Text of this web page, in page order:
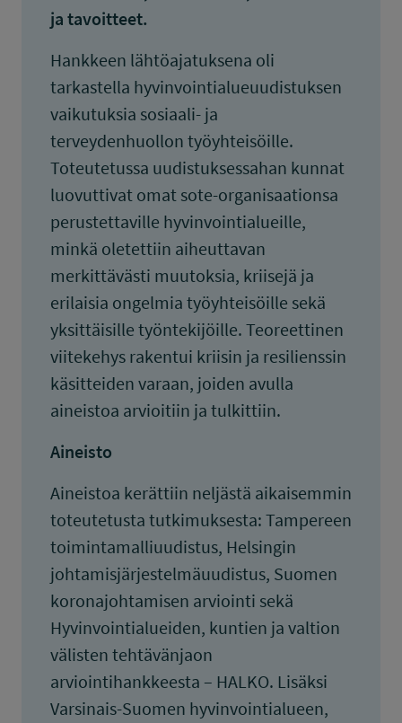
ja tavoitteet.
Hankkeen lähtöajatuksena oli
tarkastella hyvinvointialueuudistuksen
vaikutuksia sosiaali- ja
terveydenhuollon työyhteisöille.
Toteutetussa uudistuksessahan kunnat
luovuttivat omat sote-organisaationsa
perustettaville hyvinvointialueille,
minkä oletettiin aiheuttavan
merkittävästi muutoksia, kriisejä ja
erilaisia ongelmia työyhteisöille sekä
yksittäisille työntekijöille. Teoreettinen
viitekehys rakentui kriisin ja resilienssin
käsitteiden varaan, joiden avulla
aineistoa arvioitiin ja tulkittiin.
Aineisto
Aineistoa kerättiin neljästä aikaisemmin
toteutetusta tutkimuksesta: Tampereen
toimintamalliuudistus, Helsingin
johtamisjärjestelmäuudistus, Suomen
koronajohtamisen arviointi sekä
Hyvinvointialueiden, kuntien ja valtion
välisten tehtävänjaon
arviointihankkeesta – HALKO. Lisäksi
Varsinais-Suomen hyvinvointialueen,